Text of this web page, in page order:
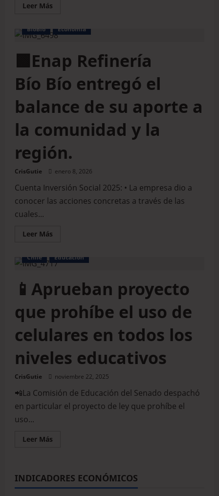
Leer Más
BioBio Economía
🟩Enap Refinería
Bío Bío entregó el
balance de su aporte a
la comunidad y la
región.
CrisGutie enero 8, 2026
Cuenta Inversión Social 2025: • La empresa dio a
conocer las acciones concretas a través de las
cuales...
Leer Más
Chile Educación
📱Aprueban proyecto
que prohíbe el uso de
celulares en todos los
niveles educativos
CrisGutie noviembre 22, 2025
📲La Comisión de Educación del Senado despachó
en particular el proyecto de ley que prohíbe el
uso...
Leer Más
INDICADORES ECONÓMICOS